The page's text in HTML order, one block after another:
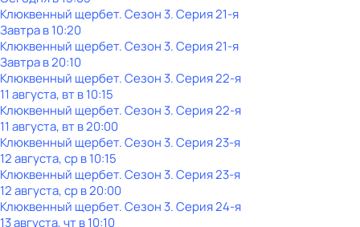
Клюквенный щербет. Сезон 3. Серия 21-я
Завтра в 10:20
Клюквенный щербет. Сезон 3. Серия 21-я
Завтра в 20:10
Клюквенный щербет. Сезон 3. Серия 22-я
11 августа, вт в 10:15
Клюквенный щербет. Сезон 3. Серия 22-я
11 августа, вт в 20:00
Клюквенный щербет. Сезон 3. Серия 23-я
12 августа, ср в 10:15
Клюквенный щербет. Сезон 3. Серия 23-я
12 августа, ср в 20:00
Клюквенный щербет. Сезон 3. Серия 24-я
13 августа, чт в 10:10